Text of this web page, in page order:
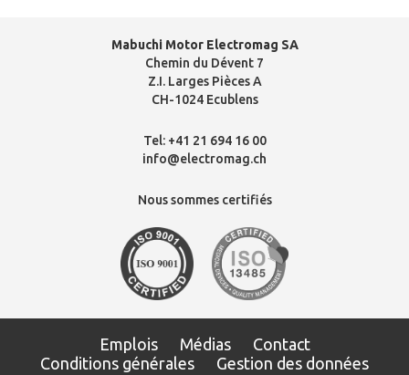
Mabuchi Motor Electromag SA
Chemin du Dévent 7
Z.I. Larges Pièces A
CH-1024 Ecublens
Tel: +41 21 694 16 00
info@electromag.ch
Nous sommes certifiés
Emplois Médias
Contact
Conditions générales
Gestion des données